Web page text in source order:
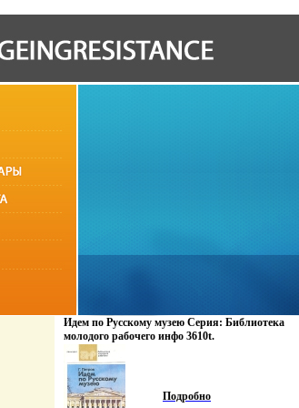
Идем по Русскому музею Серия: Библиотека
молодого рабочего инфо 3610t.
Подробно